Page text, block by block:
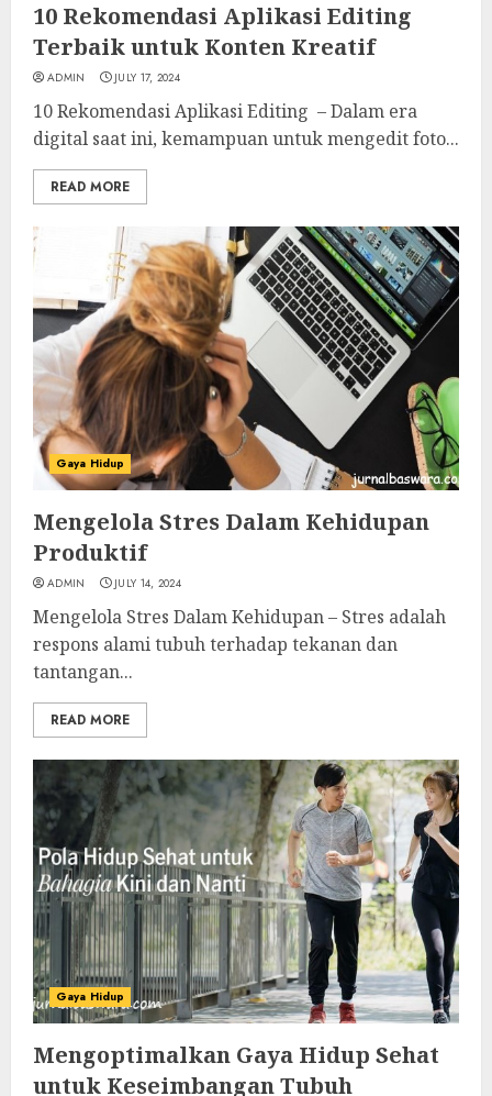
10 Rekomendasi Aplikasi Editing
Terbaik untuk Konten Kreatif
ADMIN JULY 17, 2024
10 Rekomendasi Aplikasi Editing – Dalam era
digital saat ini, kemampuan untuk mengedit foto...
READ MORE
Gaya Hidup
Mengelola Stres Dalam Kehidupan
Produktif
ADMIN JULY 14, 2024
Mengelola Stres Dalam Kehidupan – Stres adalah
respons alami tubuh terhadap tekanan dan
tantangan...
READ MORE
Gaya Hidup
Mengoptimalkan Gaya Hidup Sehat
untuk Keseimbangan Tubuh